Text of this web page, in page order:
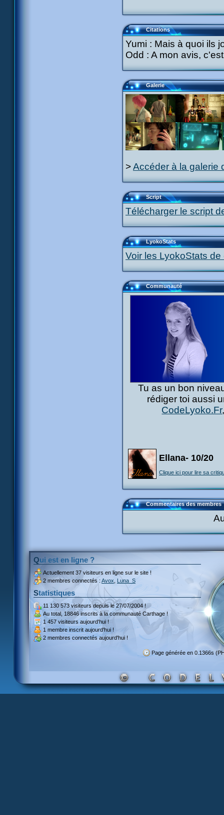
Citations
Yumi : Mais à quoi ils
Odd : A mon avis,
Galerie
>Accéder à la galerie
Script
Télécharger le script
LyokoStats
Voir les LyokoStats
Communauté
Tu as un bon
rédiger toi aussi
CodeLyoko.Fr
Ellana- 10/20
Clique ici pour lire sa
Commentaires des membres
Qui est en ligne ?
Actuellement 37 visiteurs en ligne sur le site !
2 membres connectés : Avox Luna_S
Statistiques
11 130 573 visiteursdepuis le 27/07/2004 !
Au total, 18846 inscritsà la communauté Carthage !
1 457 visiteurs aujourd'hui !
1 membre inscrit aujourd'hui !
2 membres connectés aujourd'hui !
Page générée en 0.1366s